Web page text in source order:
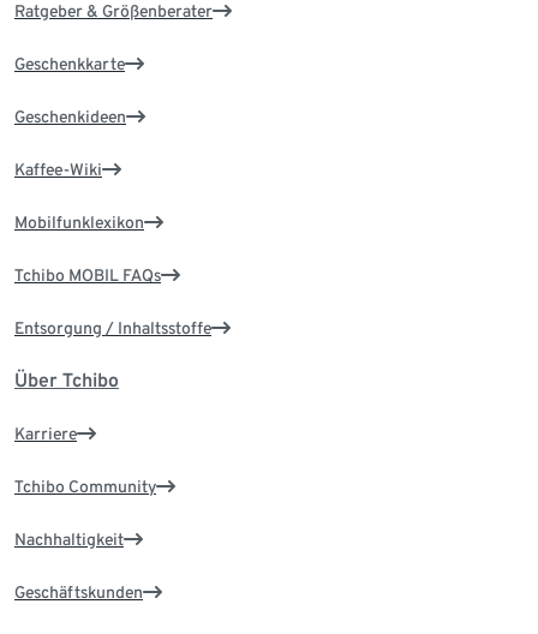
Ratgeber & Größenberater
Geschenkkarte
Geschenkideen
Kaffee-Wiki
Mobilfunklexikon
Tchibo MOBIL FAQs
Entsorgung / Inhaltsstoffe
Über Tchibo
Karriere
Tchibo Community
Nachhaltigkeit
Geschäftskunden